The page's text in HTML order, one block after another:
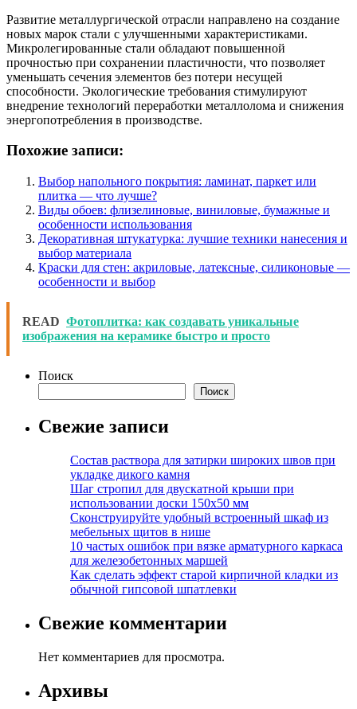
Развитие металлургической отрасли направлено на создание
новых марок стали с улучшенными характеристиками.
Микролегированные стали обладают повышенной
прочностью при сохранении пластичности, что позволяет
уменьшать сечения элементов без потери несущей
способности. Экологические требования стимулируют
внедрение технологий переработки металлолома и снижения
энергопотребления в производстве.
Похожие записи:
Выбор напольного покрытия: ламинат, паркет или
плитка — что лучше?
Виды обоев: флизелиновые, виниловые, бумажные и
особенности использования
Декоративная штукатурка: лучшие техники нанесения и
выбор материала
Краски для стен: акриловые, латексные, силиконовые —
особенности и выбор
READ Фотоплитка: как создавать уникальные
изображения на керамике быстро и просто
Поиск
Поиск
Свежие записи
Состав раствора для затирки широких швов при
укладке дикого камня
Шаг стропил для двускатной крыши при
использовании доски 150х50 мм
Сконструируйте удобный встроенный шкаф из
мебельных щитов в нише
10 частых ошибок при вязке арматурного каркаса
для железобетонных маршей
Как сделать эффект старой кирпичной кладки из
обычной гипсовой шпатлевки
Свежие комментарии
Нет комментариев для просмотра.
Архивы